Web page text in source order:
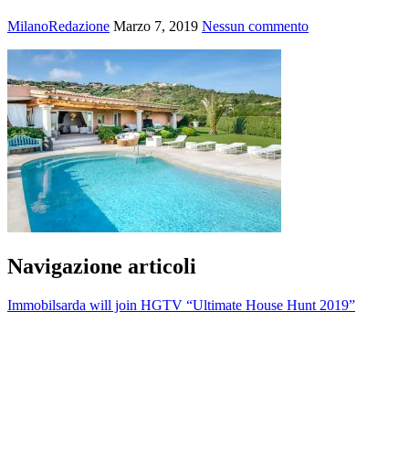
MilanoRedazione Marzo 7, 2019 Nessun commento
Navigazione articoli
Immobilsarda will join HGTV “Ultimate House Hunt 2019”